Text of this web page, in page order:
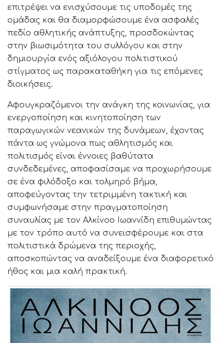
επιτρέψει να ενισχύσουμε τις υποδομές της
ομάδας και θα διαμορφώσουμε ένα ασφαλές
πεδίο αθλητικής ανάπτυξης, προσδοκώντας
στην βιωσιμότητα του συλλόγου και στην
δημιουργία ενός αξιόλογου πολιτιστικού
στίγματος ως παρακαταθήκη για τις επόμενες
διοικήσεις.
Αφουγκραζόμενοι την ανάγκη της κοινωνίας, για
ενεργοποίηση και κινητοποίηση των
παραγωγικών νεανικών της δυνάμεων, έχοντας
πάντα ως γνώμονα πως αθλητισμός και
πολιτισμός είναι έννοιες βαθύτατα
συνδεδεμένες, αποφασίσαμε να προχωρήσουμε
σε ένα φιλόδοξο και τολμηρό βήμα,
αποφεύγοντας την τετριμμένη τακτική και
συμφωνήσαμε στην πραγματοποίηση
συναυλίας με τον Αλκίνοο Ιωαννίδη επιθυμώντας
με τον τρόπο αυτό να συνεισφέρουμε και στα
πολιτιστικά δρώμενα της περιοχής,
αποσκοπώντας να αναδείξουμε ένα διαφορετικό
ήθος και μια καλή πρακτική.